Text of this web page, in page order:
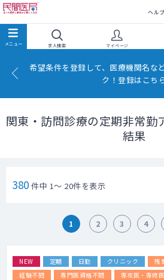
ヘル
求人検索 マイページ
希望条件を登録して、医療機関名な
ク！登録はこち
関東・訪問診療の定期非常勤
結果
380 件中 1～ 20件を表示
1 2 3 4
NEW 定期 日勤 クリニック 残
経験不問
専門医資格不問 専攻医・専修